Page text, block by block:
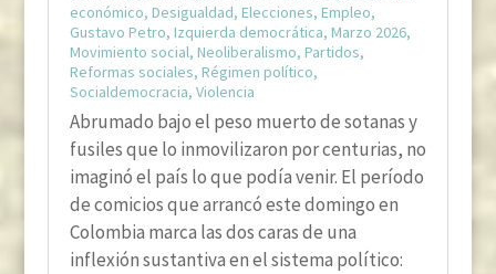
económico, Desigualdad, Elecciones, Empleo,
Gustavo Petro, Izquierda democrática, Marzo 2026,
Movimiento social, Neoliberalismo, Partidos,
Reformas sociales, Régimen político,
Socialdemocracia, Violencia
Abrumado bajo el peso muerto de sotanas y
fusiles que lo inmovilizaron por centurias, no
imaginó el país lo que podía venir. El período
de comicios que arrancó este domingo en
Colombia marca las dos caras de una
inflexión sustantiva en el sistema político: